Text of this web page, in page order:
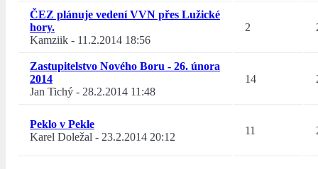
ČEZ plánuje vedení VVN přes Lužické
hory.
Kamziik - 11.2.2014 18:56
2
Zastupitelstvo Nového Boru - 26. února
2014
Jan Tichý - 28.2.2014 11:48
14
Peklo v Pekle
Karel Doležal - 23.2.2014 20:12
11